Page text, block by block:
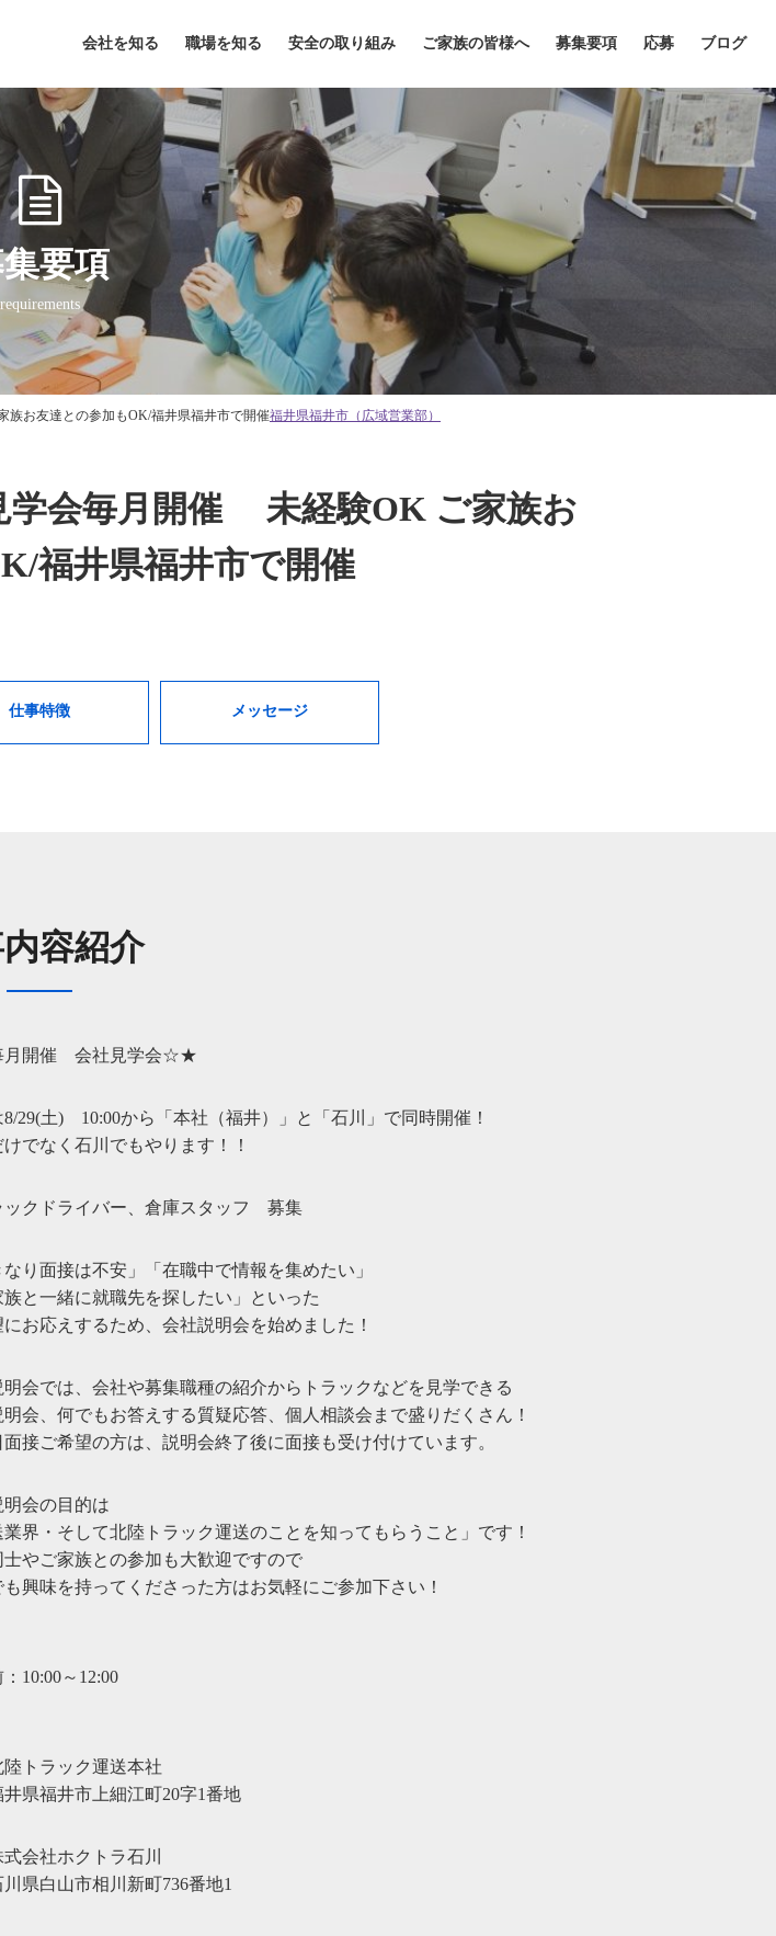
会社を知る 職場を知る 安全の取り組み ご家族の皆様へ 募集要項 応募 ブログ
要項
requirements
福井県福井市（広域営業部）
お友達との参加もOK/福井県福井市で開催
会毎月開催 未経験OK ご家族お
福井県福井市で開催
仕事特徴 メッセージ
容紹介
開催 会社見学会☆★
8/29(土) 10:00から「本社（福井）」と「石川」で同時開催！
でなく石川でもやります！！
クドライバー、倉庫スタッフ 募集
なり面接は不安」「在職中で情報を集めたい」
族と一緒に就職先を探したい」といった
にお応えするため、会社説明会を始めました！
明会では、会社や募集職種の紹介からトラックなどを見学できる
会、何でもお答えする質疑応答、個人相談会まで盛りだくさん！
接ご希望の方は、説明会終了後に面接も受け付けています。
明会の目的は
業界・そして北陸トラック運送のことを知ってもらうこと」です！
士やご家族との参加も大歓迎ですので
も興味を持ってくださった方はお気軽にご参加下さい！
10:00～12:00
トラック運送本社
福井市上細江町20字1番地
会社ホクトラ石川
白山市相川新町736番地1